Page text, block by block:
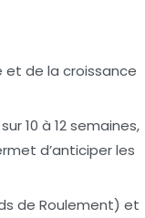
et de la croissance
10 à 12 semaines,
d’anticiper les
de Roulement) et